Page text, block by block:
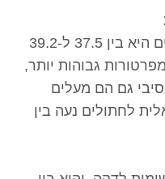
טמפרטורה נורמאלית של כלבים היא בין 37.5 ל-39.2
גבוהות יותר,
גם הם מעלים
לחתולים נעה בין